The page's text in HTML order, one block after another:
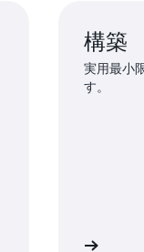
構築
実用最小
す。